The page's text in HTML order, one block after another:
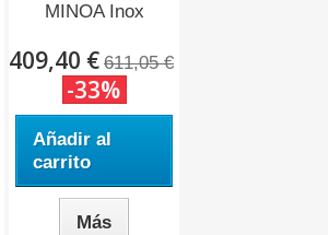
MINOA Inox
409,40 € 611,05 €
-33%
Añadir al
carrito
Más